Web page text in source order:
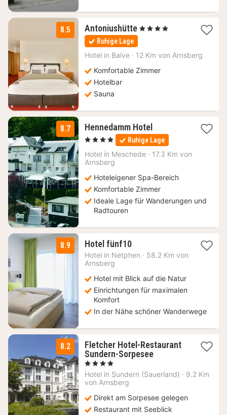
8.5 Antoniushütte 1
143
, 4 Sterne
Ruhige Lage
Hotel in Balve · 12 Km von Arnsberg
Komfortable Zimmer
Hotelbar
Sauna
8.7 Hennedamm Hotel3
Nächte
ab
106
, 4 Sterne Ruhige Lage
Hotel in Meschede · 17.3 Km von
Arnsberg
Hoteleigener Spa-Bereich
Komfortable Zimmer
Ideale Lage für Wanderungen und
Radtouren
8.9 Hotel fünf101
Nacht
€
Hotel in Netphen · 58.2 Km von
Arnsberg
Hotel mit Blick auf die Natur
Einrichtungen für maximalen
Komfort
In der Nähe schöner Wanderwege
8.2
Fletcher Hotel-Restaurant
Sundern-Sorpesee1
ab
, 4 Sterne
Hotel in Sundern (Sauerland) · 9.2 Km
von Arnsberg
Direkt am Sorpesee gelegen
Restaurant mit Seeblick